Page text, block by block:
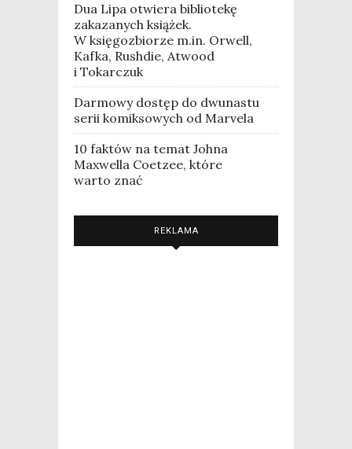
Dua Lipa otwiera bibliotekę
zakazanych książek.
W księgozbiorze m.in. Orwell,
Kafka, Rushdie, Atwood
i Tokarczuk
Darmowy dostęp do dwunastu
serii komiksowych od Marvela
10 faktów na temat Johna
Maxwella Coetzee, które
warto znać
REKLAMA